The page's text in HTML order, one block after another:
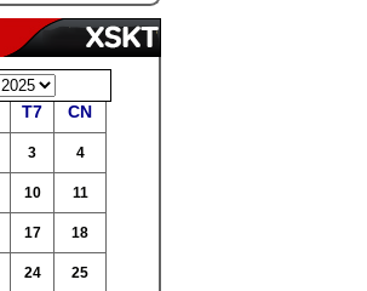
T7 CN
3 4
10 11
17 18
24 25